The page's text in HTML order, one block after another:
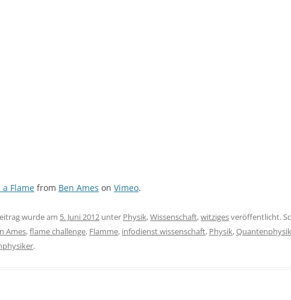
Flame from Ben Ames on Vimeo.
wurde am 5. Juni 2012 unter Physik,Wissenschaft,witzigesveröffentlicht.
Ames,flame challenge, Flamme, infodienst wissenschaft, Physik,Quantenphysik
.